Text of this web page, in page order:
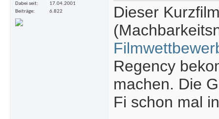
Dabei seit
17.04.2001
Beiträge
6.822
Dieser
Regency
machen. Die
Fi schon mal